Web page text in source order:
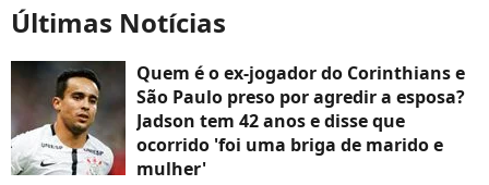
Últimas Notícias
Quem é o ex-jogador do Corinthians e
São Paulo preso por agredir a esposa?
Jadson tem 42 anos e disse que
ocorrido 'foi uma briga de marido e
mulher'